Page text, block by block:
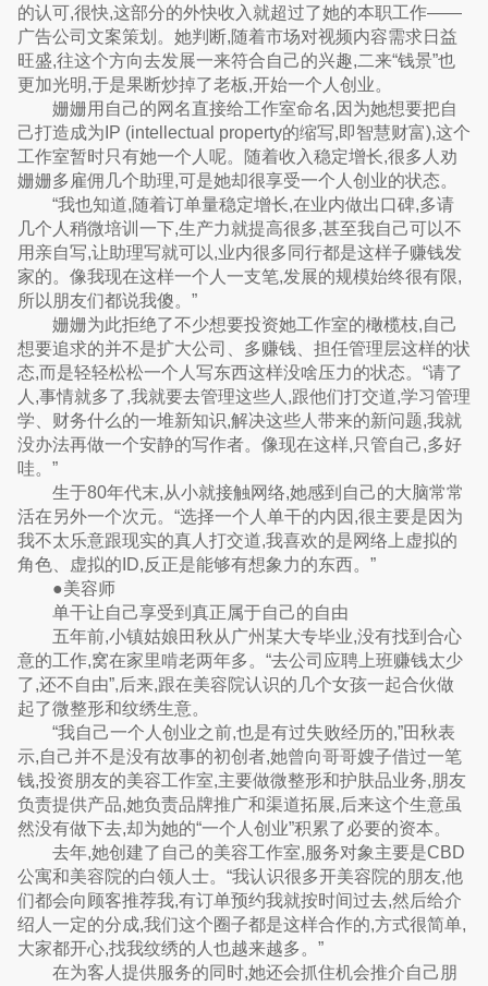
的认可,很快,这部分的外快收入就超过了她的本职工作——
广告公司文案策划。她判断,随着市场对视频内容需求日益
旺盛,往这个方向去发展一来符合自己的兴趣,二来“钱景”也
更加光明,于是果断炒掉了老板,开始一个人创业。
姗姗用自己的网名直接给工作室命名,因为她想要把自
己打造成为IP (intellectual property的缩写,即智慧财富),这个
工作室暂时只有她一个人呢。随着收入稳定增长,很多人劝
姗姗多雇佣几个助理,可是她却很享受一个人创业的状态。
“我也知道,随着订单量稳定增长,在业内做出口碑,多请
几个人稍微培训一下,生产力就提高很多,甚至我自己可以不
用亲自写,让助理写就可以,业内很多同行都是这样子赚钱发
家的。像我现在这样一个人一支笔,发展的规模始终很有限,
所以朋友们都说我傻。”
姗姗为此拒绝了不少想要投资她工作室的橄榄枝,自己
想要追求的并不是扩大公司、多赚钱、担任管理层这样的状
态,而是轻轻松松一个人写东西这样没啥压力的状态。“请了
人,事情就多了,我就要去管理这些人,跟他们打交道,学习管理
学、财务什么的一堆新知识,解决这些人带来的新问题,我就
没办法再做一个安静的写作者。像现在这样,只管自己,多好
哇。”
生于80年代末,从小就接触网络,她感到自己的大脑常常
活在另外一个次元。“选择一个人单干的内因,很主要是因为
我不太乐意跟现实的真人打交道,我喜欢的是网络上虚拟的
角色、虚拟的ID,反正是能够有想象力的东西。”
●美容师
单干让自己享受到真正属于自己的自由
五年前,小镇姑娘田秋从广州某大专毕业,没有找到合心
意的工作,窝在家里啃老两年多。“去公司应聘上班赚钱太少
了,还不自由”,后来,跟在美容院认识的几个女孩一起合伙做
起了微整形和纹绣生意。
“我自己一个人创业之前,也是有过失败经历的,”田秋表
示,自己并不是没有故事的初创者,她曾向哥哥嫂子借过一笔
钱,投资朋友的美容工作室,主要做微整形和护肤品业务,朋友
负责提供产品,她负责品牌推广和渠道拓展,后来这个生意虽
然没有做下去,却为她的“一个人创业”积累了必要的资本。
去年,她创建了自己的美容工作室,服务对象主要是CBD
公寓和美容院的白领人士。“我认识很多开美容院的朋友,他
们都会向顾客推荐我,有订单预约我就按时间过去,然后给介
绍人一定的分成,我们这个圈子都是这样合作的,方式很简单,
大家都开心,找我纹绣的人也越来越多。”
在为客人提供服务的同时,她还会抓住机会推介自己朋